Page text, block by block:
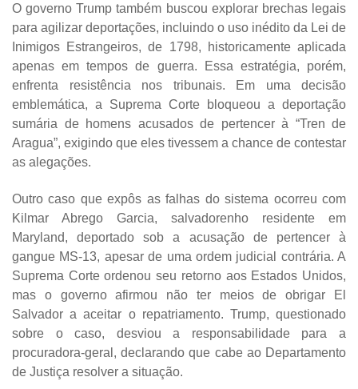
O governo Trump também buscou explorar brechas legais
para agilizar deportações, incluindo o uso inédito da Lei de
Inimigos Estrangeiros, de 1798, historicamente aplicada
apenas em tempos de guerra. Essa estratégia, porém,
enfrenta resistência nos tribunais. Em uma decisão
emblemática, a Suprema Corte bloqueou a deportação
sumária de homens acusados de pertencer à “Tren de
Aragua”, exigindo que eles tivessem a chance de contestar
as alegações.
Outro caso que expôs as falhas do sistema ocorreu com
Kilmar Abrego Garcia, salvadorenho residente em
Maryland, deportado sob a acusação de pertencer à
gangue MS-13, apesar de uma ordem judicial contrária. A
Suprema Corte ordenou seu retorno aos Estados Unidos,
mas o governo afirmou não ter meios de obrigar El
Salvador a aceitar o repatriamento. Trump, questionado
sobre o caso, desviou a responsabilidade para a
procuradora-geral, declarando que cabe ao Departamento
de Justiça resolver a situação.